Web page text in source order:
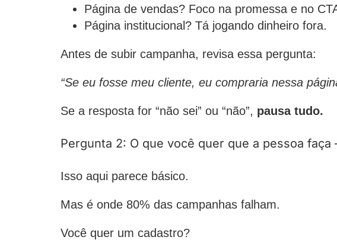
Página de vendas? Foco na promessa e no
Página institucional? Tá jogando dinheiro fora.
Antes de subir campanha, revisa essa pergunta:
“Se eu fosse meu cliente, eu compraria nessa
Se a resposta for “não sei” ou “não”, pausa tudo.
Pergunta 2: O que você quer que a pessoa
Isso aqui parece básico.
Mas é onde 80% das campanhas falham.
Você quer um cadastro?